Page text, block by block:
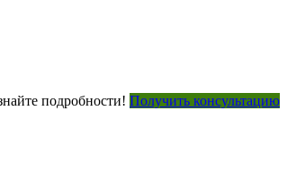
подробности! Получить консультацию